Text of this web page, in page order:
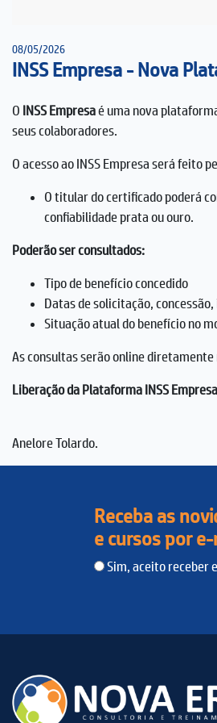
08/05/2026
INSS Empresa - Nova
O INSS Empresaé uma nova
seus colaboradores.
O acesso ao INSS Empresa será feito
O titular do certificado poderá
confiabilidade prata ou ouro.
Poderão ser consultados:
Tipo de benefício concedido
Datas de solicitação,
Situação atual do benefício no
As consultas serão online diretamente
Liberação da Plataforma INSS
Anelore Tolardo.
Receba as
e cursos por
Sim, aceito receber